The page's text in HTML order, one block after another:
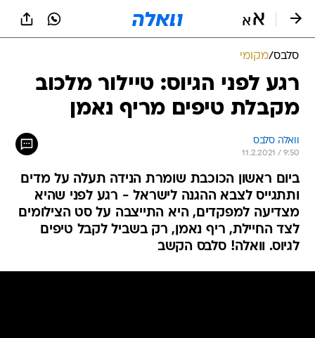
סלבס/מקומי
רגע לפני הגיוס: טיילור מלכוב
מקבלת טיפים מריף נאמן
וואלה סלבס
11.2.2021 / 9:50
ביום ראשון הכוכבת שומרת הנידה תעלה על מדים
ותתגייס לצבא ההגנה לישראל - רגע לפני שהיא
מצדיעה למפקדים, היא התייצבה על סט הצילומים
לצד החיילת, ריף נאמן, רק בשביל לקבל טיפים
לגיוס. וואלה! סלבס הקשב